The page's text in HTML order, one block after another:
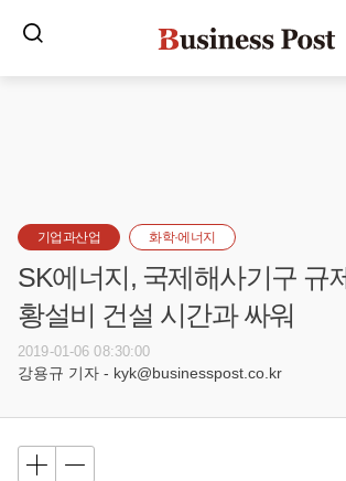
기업과산업 화학·에너지
SK에너지, 국제해사기구 규
황설비 건설 시간과 싸워
2019-01-06 08:30:00
강용규 기자 - kyk@businesspost.co.kr